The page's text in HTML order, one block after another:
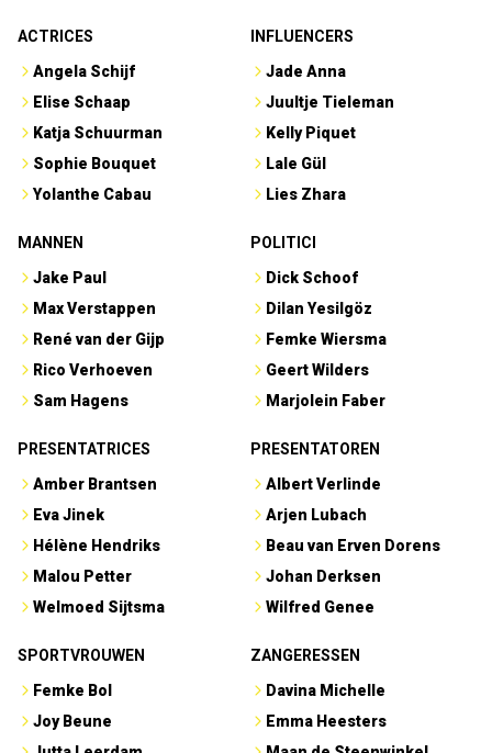
ACTRICES
Angela Schijf
Elise Schaap
Katja Schuurman
Sophie Bouquet
Yolanthe Cabau
INFLUENCERS
Jade Anna
Juultje Tieleman
Kelly Piquet
Lale Gül
Lies Zhara
MANNEN
Jake Paul
Max Verstappen
René van der Gijp
Rico Verhoeven
Sam Hagens
POLITICI
Dick Schoof
Dilan Yesilgöz
Femke Wiersma
Geert Wilders
Marjolein Faber
PRESENTATRICES
Amber Brantsen
Eva Jinek
Hélène Hendriks
Malou Petter
Welmoed Sijtsma
PRESENTATOREN
Albert Verlinde
Arjen Lubach
Beau van Erven Dorens
Johan Derksen
Wilfred Genee
SPORTVROUWEN
Femke Bol
Joy Beune
ZANGERESSEN
Davina Michelle
Emma Heesters